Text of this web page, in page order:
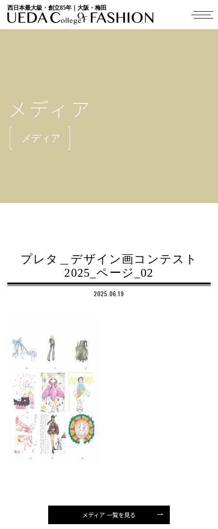
西日本最大級・創立85年｜大阪・梅田
メディア
メディア
プレタ＿デザイン画コンテスト
2025_ページ_02
2025.06.19
メディア 一覧を見る